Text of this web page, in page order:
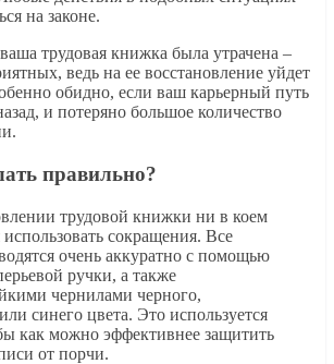
на законе.
трудовая книжка была утрачена –
ведь на ее восстановление уйдет
обидно, если ваш карьерный путь
и потеряно большое количество
правильно?
трудовой книжки ни в коем
использовать сокращения. Все
очень аккуратно с помощью
ручки, а также
чернилами черного,
синего цвета. Это используется
как можно эффективнее защитить
от порчи.